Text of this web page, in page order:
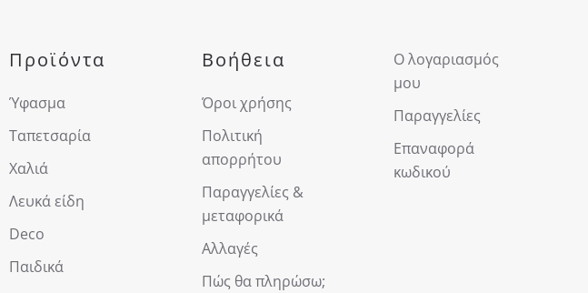
Προϊόντα
Ύφασμα
Ταπετσαρία
Χαλιά
Λευκά είδη
Deco
Παιδικά
Βοήθεια
Όροι χρήσης
Πολιτική
απορρήτου
Παραγγελίες &
μεταφορικά
Αλλαγές
Πώς θα πληρώσω;
Ο λογαριασμός
μου
Παραγγελίες
Επαναφορά
κωδικού